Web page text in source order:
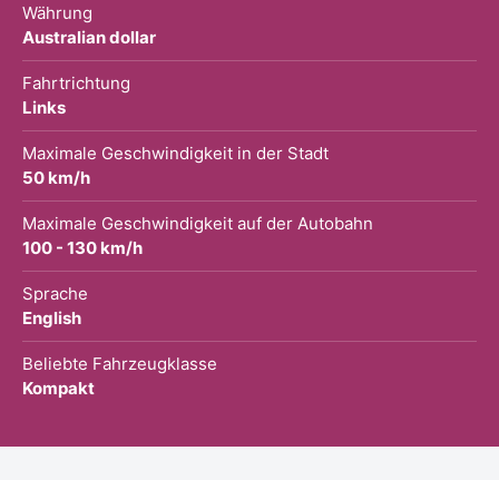
Währung
Australian dollar
Fahrtrichtung
Links
Maximale Geschwindigkeit in der Stadt
50 km/h
Maximale Geschwindigkeit auf der Autobahn
100 - 130 km/h
Sprache
English
Beliebte Fahrzeugklasse
Kompakt